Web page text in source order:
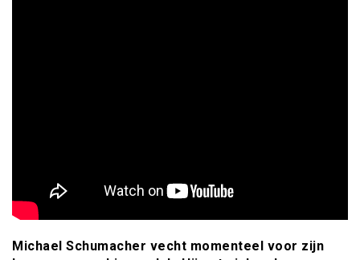
Michael Schumacher vecht momenteel voor zijn